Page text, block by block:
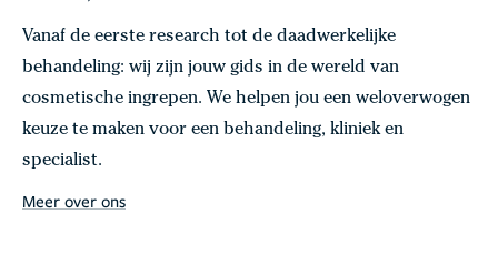
Vanaf de eerste research tot de daadwerkelijke
behandeling: wij zijn jouw gids in de wereld van
cosmetische ingrepen. We helpen jou een weloverwogen
keuze te maken voor een behandeling, kliniek en
specialist.
Meer over ons